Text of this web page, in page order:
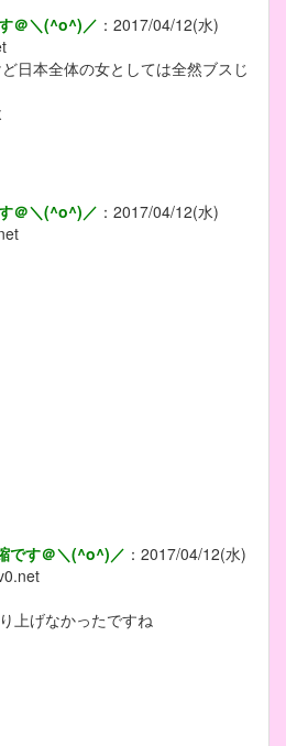
＠＼(^o^)／ ： 2017/04/12(水)
日本全体の女としては全然ブスじ
＠＼(^o^)／ ： 2017/04/12(水)
です＠＼(^o^)／ ： 2017/04/12(水)
上げなかったですね